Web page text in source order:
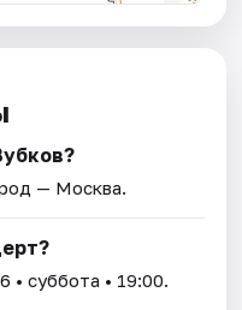
— Москва.
• суббота • 19:00.